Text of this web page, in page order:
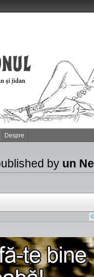
Despre
by un